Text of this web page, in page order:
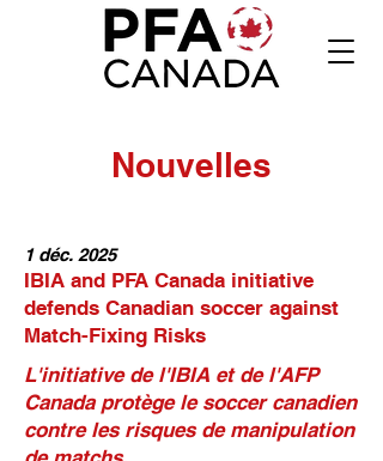
Nouvelles
1 déc. 2025
IBIA and PFA Canada initiative
defends Canadian soccer against
Match-Fixing Risks
L'initiative de l'IBIA et de l'AFP
Canada protège le soccer canadien
contre les risques de manipulation